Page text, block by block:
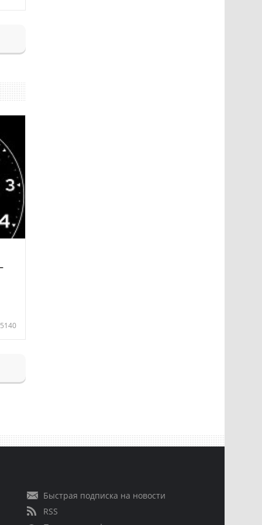
5140
Быстрая подписка на новости
RSS